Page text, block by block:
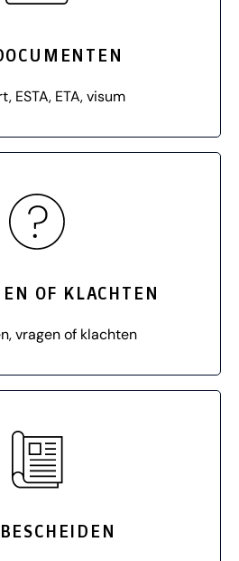
ESTA, ETA, visum
OF KLACHTEN
vragen of klachten